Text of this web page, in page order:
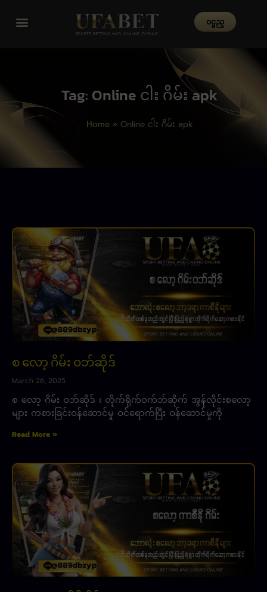
၀င္မည္
Tag: Online ငါး ဂိမ်း apk
Home» Online ငါး ဂိမ်း apk
စ လော့ ဂိမ်း ဝဘ်ဆိုဒ်
March 26, 2025
စ လော့ ဂိမ်း ဝဘ်ဆိုဒ် ၊ တိုက်ရိုက်ဝက်ဘ်ဆိုက် အွန်လိုင်းစလော့
များ ကစားခြင်းဝန်ဆောင်မှု ဝင်ရောက်ပြီး ဝန်ဆောင်မှုကို
Read More »